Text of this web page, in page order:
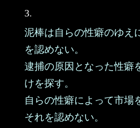
3.
泥棒は自らの性癖のゆえ
を認めない。
逮捕の原因となった性癖
けを探す。
自らの性癖によって市場
それを認めない。